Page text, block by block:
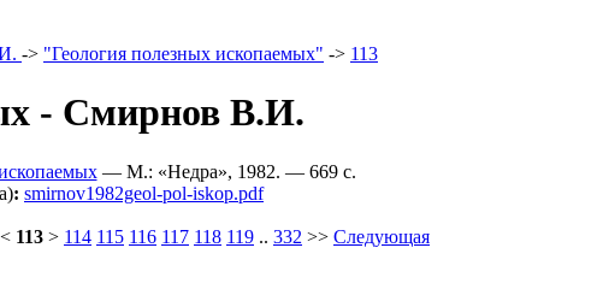
-> "Геология полезных ископаемых" -> 113
- Смирнов В.И.
— M.: «Недра», 1982. — 669 c.
: smirnov1982geol-pol-iskop.pdf
< 113 > 114 115 116 117 118 119 .. 332 >> Следующая